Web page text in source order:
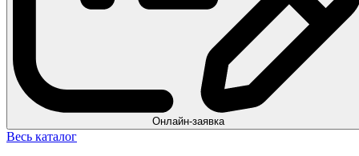
Онлайн-заявка
Весь каталог